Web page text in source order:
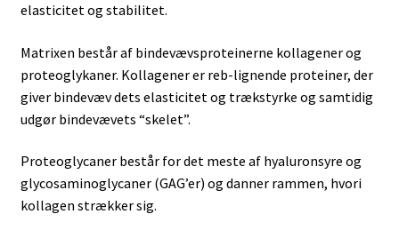
elasticitet og stabilitet.
Matrixen består af bindevævsproteinerne kollagener og
proteoglykaner. Kollagener er reb-lignende proteiner, der
giver bindevæv dets elasticitet og trækstyrke og samtidig
udgør bindevævets “skelet”.
Proteoglycaner består for det meste af hyaluronsyre og
glycosaminoglycaner (GAG’er) og danner rammen, hvori
kollagen strækker sig.